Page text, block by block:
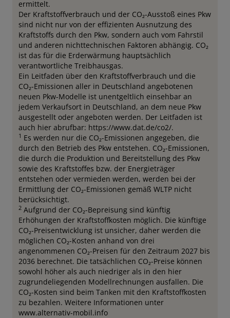
ermittelt.
Der Kraftstoffverbrauch und der CO₂-Ausstoß eines Pkw
sind nicht nur von der effizienten Ausnutzung des
Kraftstoffs durch den Pkw, sondern auch vom Fahrstil
und anderen nichttechnischen Faktoren abhängig. CO₂
ist das für die Erderwärmung hauptsächlich
verantwortliche Treibhausgas.
Ein Leitfaden über den Kraftstoffverbrauch und die
CO₂-Emissionen aller in Deutschland angebotenen
neuen Pkw-Modelle ist unentgeltlich einsehbar an
jedem Verkaufsort in Deutschland, an dem neue Pkw
ausgestellt oder angeboten werden. Der Leitfaden ist
auch hier abrufbar: https://www.dat.de/co2/.
1 Es werden nur die CO₂-Emissionen angegeben, die
durch den Betrieb des Pkw entstehen. CO₂-Emissionen,
die durch die Produktion und Bereitstellung des Pkw
sowie des Kraftstoffes bzw. der Energieträger
entstehen oder vermieden werden, werden bei der
Ermittlung der CO₂-Emissionen gemäß WLTP nicht
berücksichtigt.
2 Aufgrund der CO₂-Bepreisung sind künftig
Erhöhungen der Kraftstoffkosten möglich. Die künftige
CO₂-Preisentwicklung ist unsicher, daher werden die
möglichen CO₂-Kosten anhand von drei
angenommenen CO₂-Preisen für den Zeitraum 2027 bis
2036 berechnet. Die tatsächlichen CO₂-Preise können
sowohl höher als auch niedriger als in den hier
zugrundeliegenden Modellrechnungen ausfallen. Die
CO₂-Kosten sind beim Tanken mit den Kraftstoffkosten
zu bezahlen. Weitere Informationen unter
www.alternativ-mobil.info